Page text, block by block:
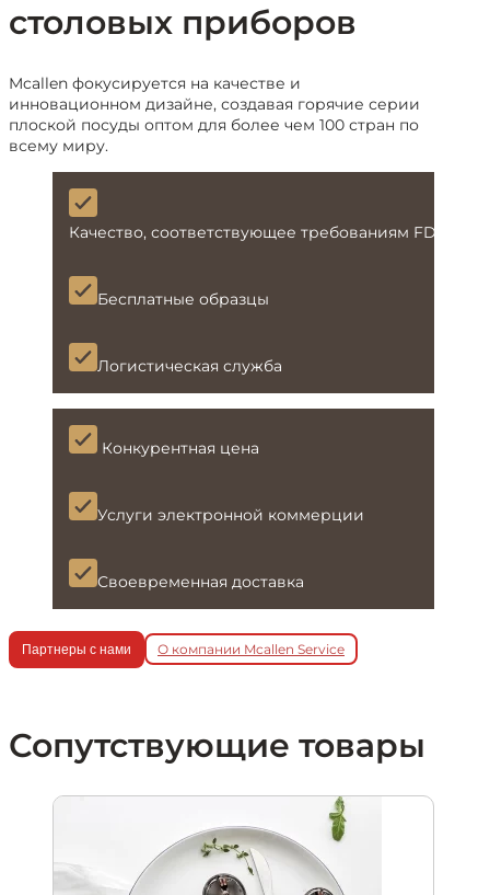
столовых приборов
Mcallen фокусируется на качестве и
инновационном дизайне, создавая горячие серии
плоской посуды оптом для более чем 100 стран по
всему миру.
Качество, соответствующее требованиям FDA и
Бесплатные образцы
Логистическая служба
Конкурентная цена
Услуги электронной коммерции
Своевременная доставка
Партнеры с нами О компании Mcallen Service
Сопутствующие товары